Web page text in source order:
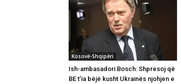
Kosovë-Shqipëri
Ish-ambasadori Bosch: Shpresoj që
BE t’ia bëjë kusht Ukrainës njohjen e